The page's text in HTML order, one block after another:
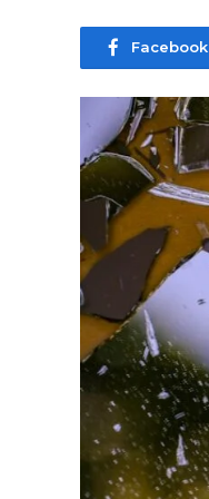
Facebook